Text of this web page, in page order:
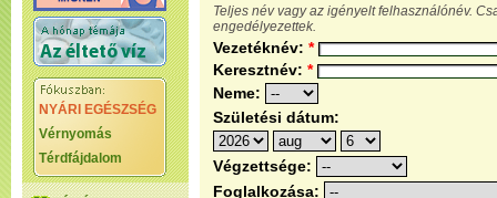
NYÁRI EGÉSZSÉG
Vérnyomás
Térdfájdalom
Teljes név vagy az igényelt felhasználónév.
engedélyezettek.
Vezetéknév: *
Keresztnév: *
Neme:
Születési dátum:
Végzettsége:
Foglalkozása: